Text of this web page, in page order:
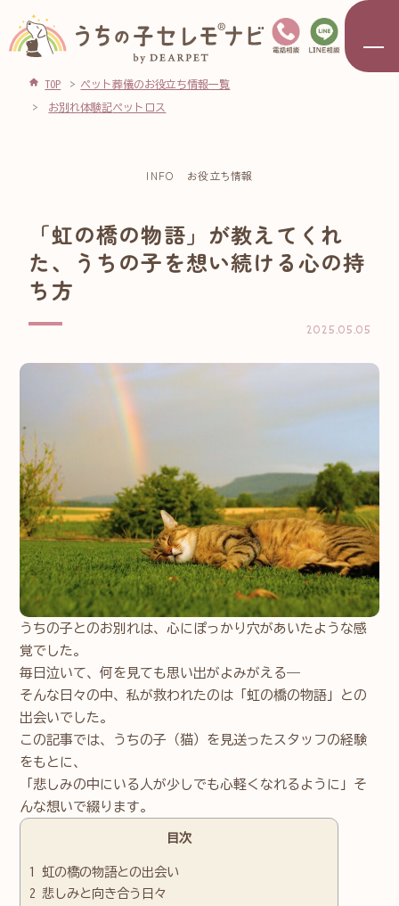
TOP ペット葬儀のお役立ち情報一覧
お別れ体験記ペットロス
INFO お役立ち情報
「虹の橋の物語」が教えてくれ
た、うちの子を想い続ける心の持
ち方
2025.05.05
うちの子とのお別れは、心にぽっかり穴があいたような感
覚でした。
毎日泣いて、何を見ても思い出がよみがえる──
そんな日々の中、私が救われたのは「虹の橋の物語」との
出会いでした。
この記事では、うちの子（猫）を見送ったスタッフの経験
をもとに、
「悲しみの中にいる人が少しでも心軽くなれるように」そ
んな想いで綴ります。
目次
1
虹の橋の物語との出会い
2 悲しみと向き合う日々